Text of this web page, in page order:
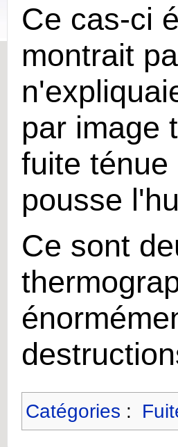
Ce cas-ci
montrait
par image
fuite ténue
pousse
Ce sont
Catégories :